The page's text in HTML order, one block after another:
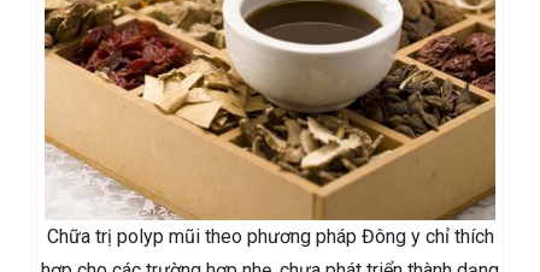
Chữa trị polyp mũi theo phương pháp Đông y chỉ thích